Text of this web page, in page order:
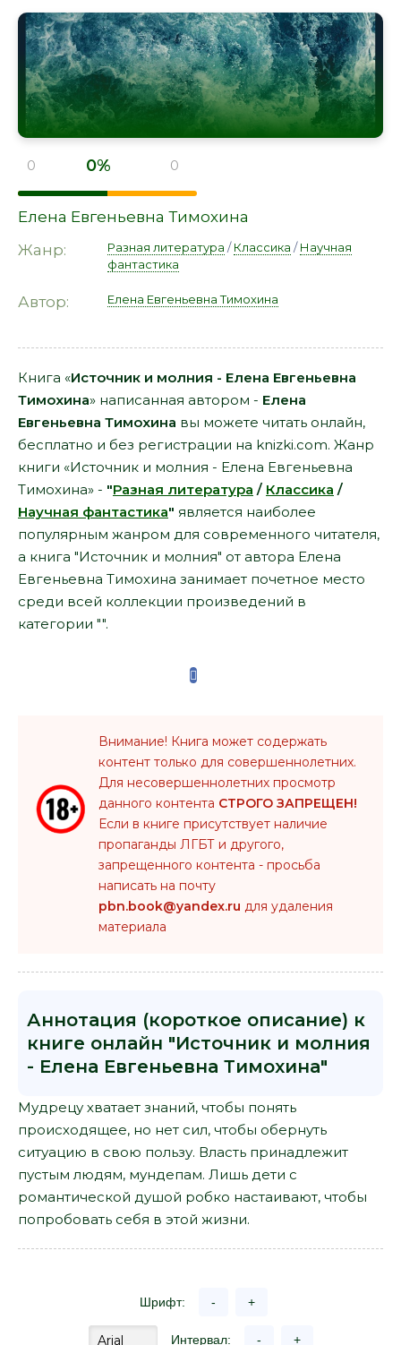
0 0% 0
Елена Евгеньевна Тимохина
Жанр:
Разная литература /Классика /Научная
фантастика
Автор: Елена Евгеньевна Тимохина
Книга «Источник и молния - Елена Евгеньевна
Тимохина» написанная автором - Елена
Евгеньевна Тимохина вы можете читать онлайн,
бесплатно и без регистрации на knizki.com. Жанр
книги «Источник и молния - Елена Евгеньевна
Тимохина» - "Разная литература / Классика /
Научная фантастика" является наиболее
популярным жанром для современного читателя,
а книга "Источник и молния" от автора Елена
Евгеньевна Тимохина занимает почетное место
среди всей коллекции произведений в
категории "".
Внимание! Книга может содержать
контент только для совершеннолетних.
Для несовершеннолетних просмотр
данного контента СТРОГО ЗАПРЕЩЕН!
Если в книге присутствует наличие
пропаганды ЛГБТ и другого,
запрещенного контента - просьба
написать на почту
pbn.book@yandex.ru для удаления
материала
Аннотация (короткое описание) к
книге онлайн "Источник и молния
- Елена Евгеньевна Тимохина"
Мудрецу хватает знаний, чтобы понять
происходящее, но нет сил, чтобы обернуть
ситуацию в свою пользу. Власть принадлежит
пустым людям, мундепам. Лишь дети с
романтической душой робко настаивают, чтобы
попробовать себя в этой жизни.
Шрифт: - +
Интервал: - +